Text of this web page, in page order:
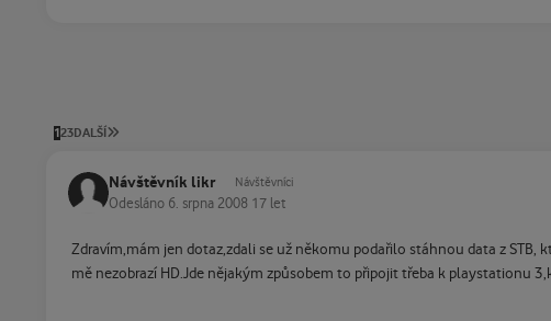
123DALŠÍ
Návštěvník likr Návštěvníci
Odesláno 6. srpna 2008 17 let
Zdravím,mám jen dotaz,zdali se už někomu podařilo stáhnou data z STB,
mě nezobrazí HD.Jde nějakým způsobem to připojit třeba k playstationu